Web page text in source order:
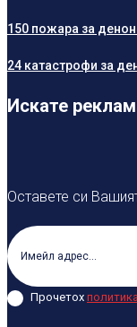
150 пожара за
24 катастрофи за
Искате
Оставете си
Прочетох